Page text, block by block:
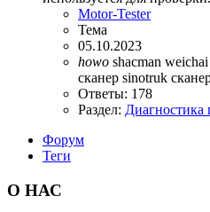
Motor-Tester
Тема
05.10.2023
howo shacman weichai
сканер sinotruk
Ответы: 178
Раздел: Диагностика
Форум
Теги
О НАС